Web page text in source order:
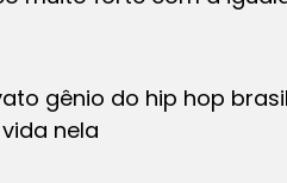
gênio do hip hop
nela